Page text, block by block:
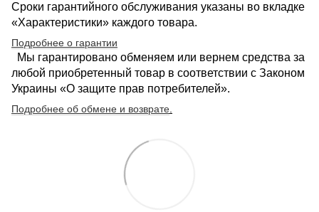
Сроки гарантийного обслуживания указаны во вкладке
«Характеристики» каждого товара.
Подробнее о гарантии
Мы гарантировано обменяем или вернем средства за
любой приобретенный товар в соответствии с Законом
Украины «О защите прав потребителей».
Подробнее об обмене и возврате